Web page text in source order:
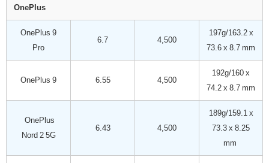
OnePlus
OnePlus 9
Pro
6.7 4,500
197g/163.2 x
73.6 x 8.7 mm
OnePlus 9 6.55 4,500
192g/160 x
74.2 x 8.7 mm
OnePlus
Nord 2 5G
6.43 4,500
189g/159.1 x
73.3 x 8.25
mm